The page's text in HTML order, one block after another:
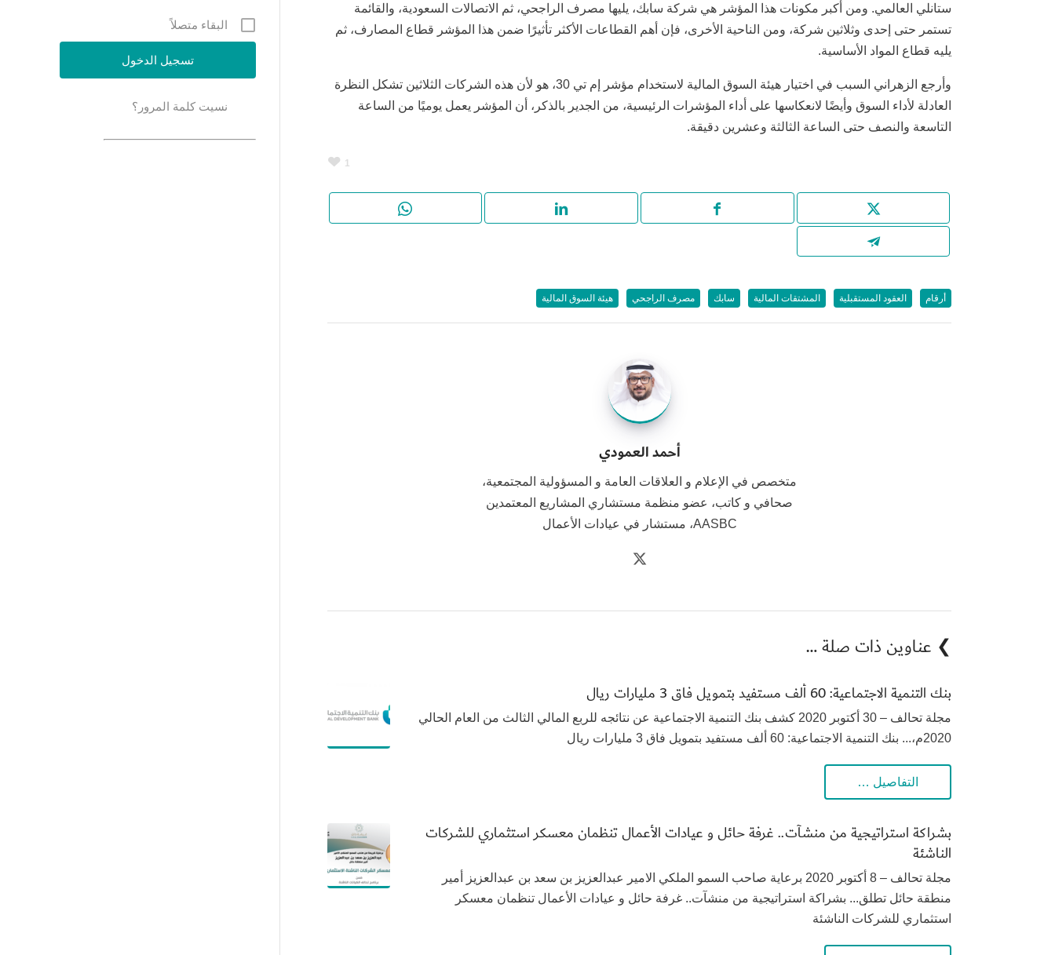
ستانلي العالمي. ومن أكبر مكونات هذا المؤشر هي شركة سابك، يليها مصرف الراجحي، ثم الاتصالات السعودية، والقائمة
تستمر حتى إحدى وثلاثين شركة، ومن الناحية الأخرى، فإن أهم القطاعات الأكثر تأثيرًا ضمن هذا المؤشر قطاع المصارف، ثم
يليه قطاع المواد الأساسية.
وأرجع الزهراني السبب في اختيار هيئة السوق المالية لاستخدام مؤشر إم تي 30، هو لأن هذه الشركات الثلاثين تشكل النظرة
العادلة لأداء السوق وأيضًا لانعكاسها على أداء المؤشرات الرئيسية، من الجدير بالذكر، أن المؤشر يعمل يوميًا من الساعة
التاسعة والنصف حتى الساعة الثالثة وعشرين دقيقة.
1
أرقام العقود المستقبلية المشتقات المالية سابك مصرف الراجحي هيئة السوق المالية
أحمد العمودي
متخصص في الإعلام و العلاقات العامة و المسؤولية المجتمعية،
صحافي و كاتب، عضو منظمة مستشاري المشاريع المعتمدين
AASBC، مستشار في عيادات الأعمال
❯ عناوين ذات صلة …
بنك التنمية الاجتماعية: 60 ألف مستفيد بتمويل فاق 3 مليارات ريال
مجلة تحالف – 30 أكتوبر 2020 كشف بنك التنمية الاجتماعية عن نتائجه للربع المالي الثالث من العام الحالي
2020م،... بنك التنمية الاجتماعية: 60 ألف مستفيد بتمويل فاق 3 مليارات ريال
التفاصيل …
بشراكة استراتيجية من منشآت.. غرفة حائل و عيادات الأعمال تنظمان معسكر استثماري للشركات
الناشئة
مجلة تحالف – 8 أكتوبر 2020 برعاية صاحب السمو الملكي الامير عبدالعزيز بن سعد بن عبدالعزيز أمير
منطقة حائل تطلق... بشراكة استراتيجية من منشآت.. غرفة حائل و عيادات الأعمال تنظمان معسكر
استثماري للشركات الناشئة
البقاء متصلاً
نسيت كلمة المرور؟